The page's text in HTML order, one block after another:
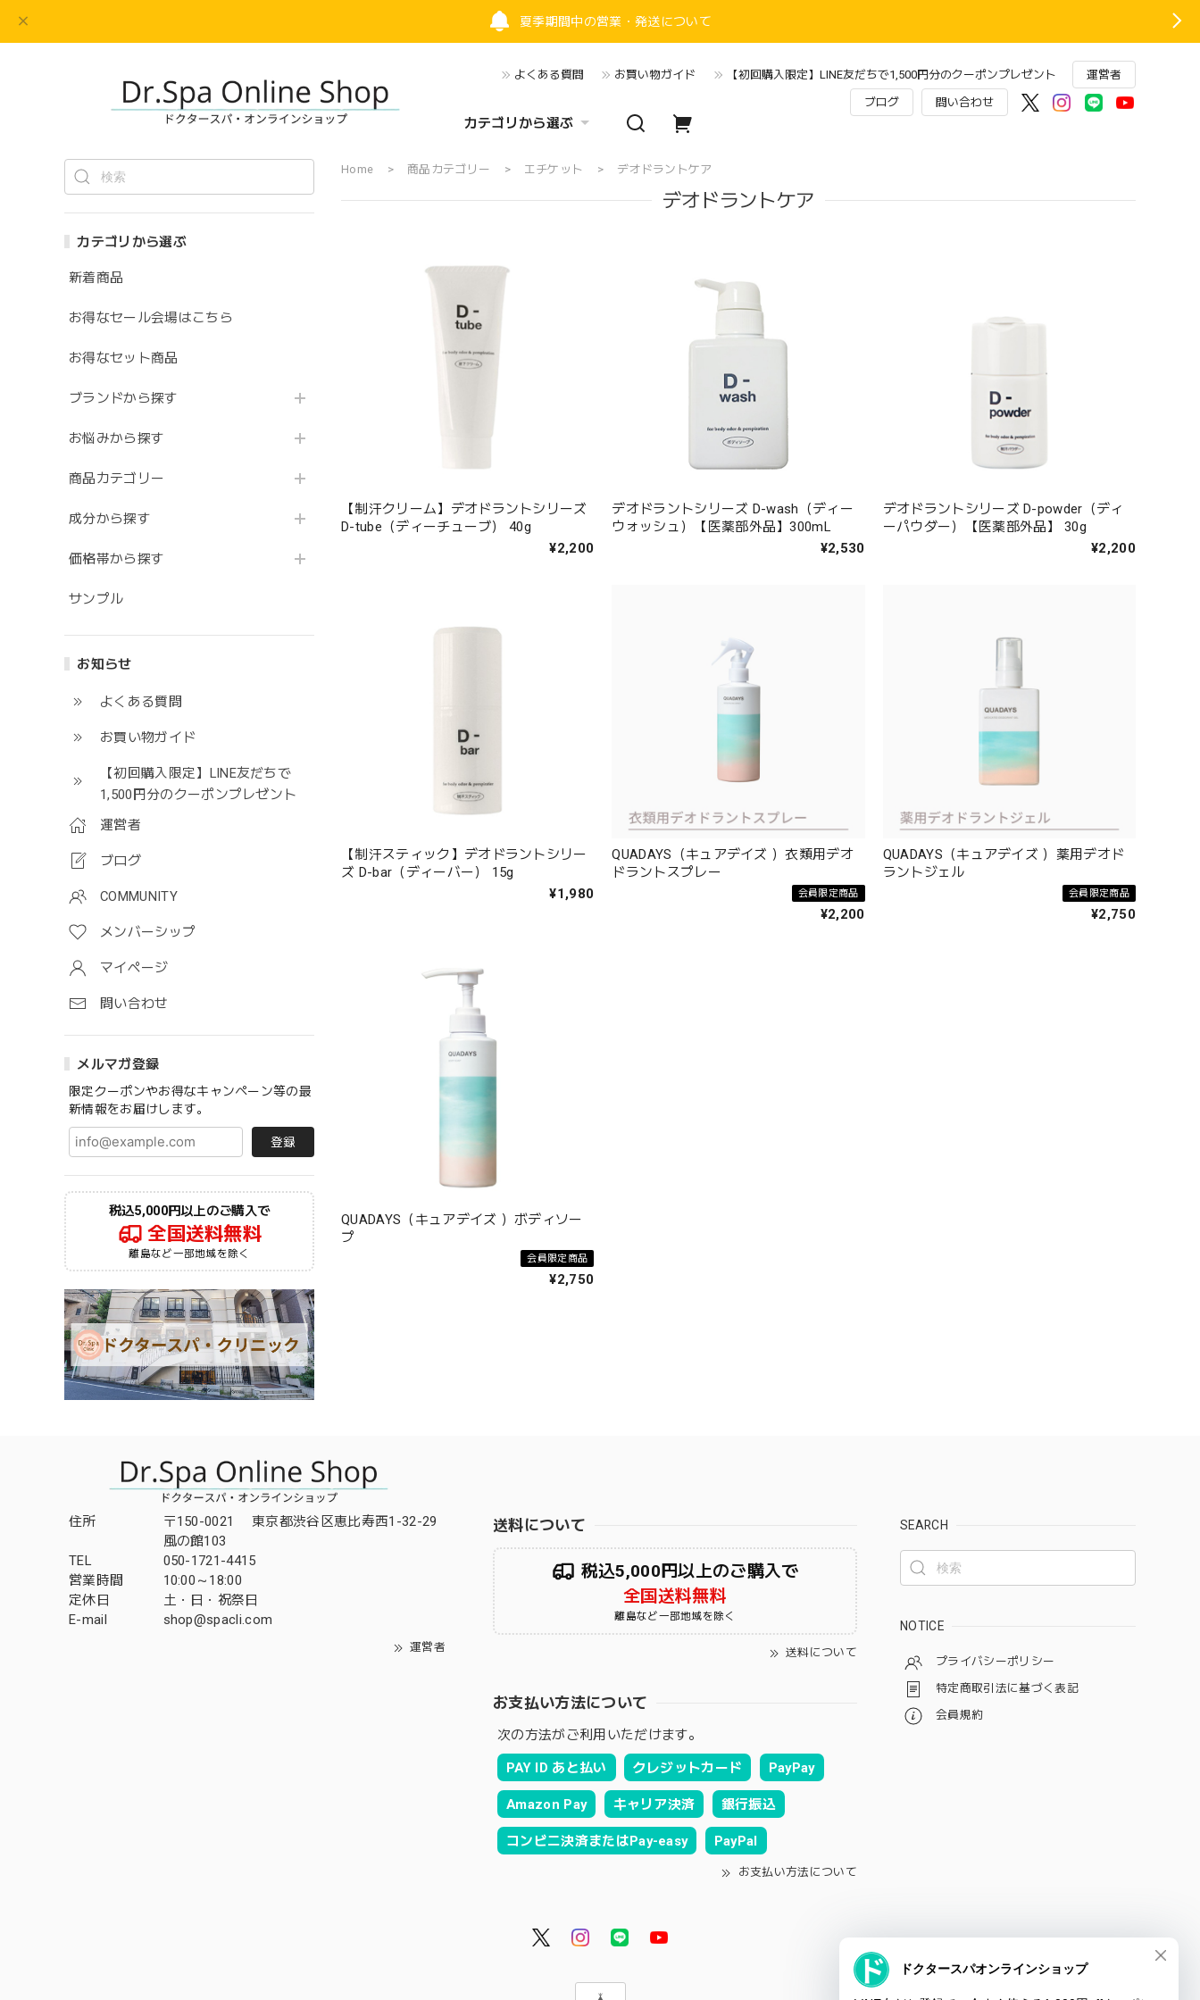
夏季期間中の営業・発送について
よくある質問 お買い物ガイド 【初回購入限定】LINE友だちで1,500円分のクーポンプレゼント 運営者
ブログ 問い合わせ
カテゴリから選ぶ
カテゴリから選ぶ
新着商品
お得なセール会場はこちら
お得なセット商品
ブランドから探す
お悩みから探す
商品カテゴリー
成分から探す
価格帯から探す
サンプル
お知らせ
よくある質問
お買い物ガイド
【初回購入限定】LINE友だちで
1,500円分のクーポンプレゼント
運営者
ブログ
COMMUNITY
メンバーシップ
マイページ
問い合わせ
メルマガ登録
限定クーポンやお得なキャンペーン等の最
新情報をお届けします。
登録
税込5,000円以上のご購入で
全国送料無料
離島など一部地域を除く
Home 商品カテゴリー エチケット デオドラントケア
デオドラントケア
【制汗クリーム】デオドラントシリーズ
D-tube（ディーチューブ） 40g
¥2,200
デオドラントシリーズ D-wash（ディー
ウォッシュ）【医薬部外品】300mL
¥2,530
デオドラントシリーズ D-powder（ディ
ーパウダー）【医薬部外品】 30g
¥2,200
【制汗スティック】デオドラントシリー
ズ D-bar（ディーバー） 15g
¥1,980
QUADAYS（キュアデイズ ）衣類用デオ
ドラントスプレー
会員限定商品
¥2,200
QUADAYS（キュアデイズ ）薬用デオド
ラントジェル
会員限定商品
¥2,750
QUADAYS（キュアデイズ ）ボディソー
プ
会員限定商品
¥2,750
住所
〒150-0021 東京都渋谷区恵比寿西1-32-29
風の館103
TEL
050-1721-4415
営業時間
10:00～18:00
定休日
土・日・祝祭日
E-mail
shop@spacli.com
運営者
送料について
税込5,000円以上のご購入で
全国送料無料
離島など一部地域を除く
送料について
お支払い方法について
次の方法がご利用いただけます。
PAY ID あと払い クレジットカード PayPay
Amazon Pay キャリア決済 銀行振込
コンビニ決済またはPay-easy PayPal
お支払い方法について
SEARCH
NOTICE
プライバシーポリシー
特定商取引法に基づく表記
会員規約